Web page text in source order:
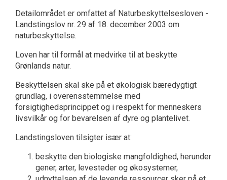
Detailområdet er omfattet af Naturbeskyttelsesloven -
Landstingslov nr. 29 af 18. december 2003 om
naturbeskyttelse.
Loven har til formål at medvirke til at beskytte
Grønlands natur.
Beskyttelsen skal ske på et økologisk bæredygtigt
grundlag, i overensstemmelse med
forsigtighedsprincippet og i respekt for menneskers
livsvilkår og for bevarelsen af dyre og plantelivet.
Landstingsloven tilsigter især at:
beskytte den biologiske mangfoldighed, herunder
gener, arter, levesteder og økosystemer,